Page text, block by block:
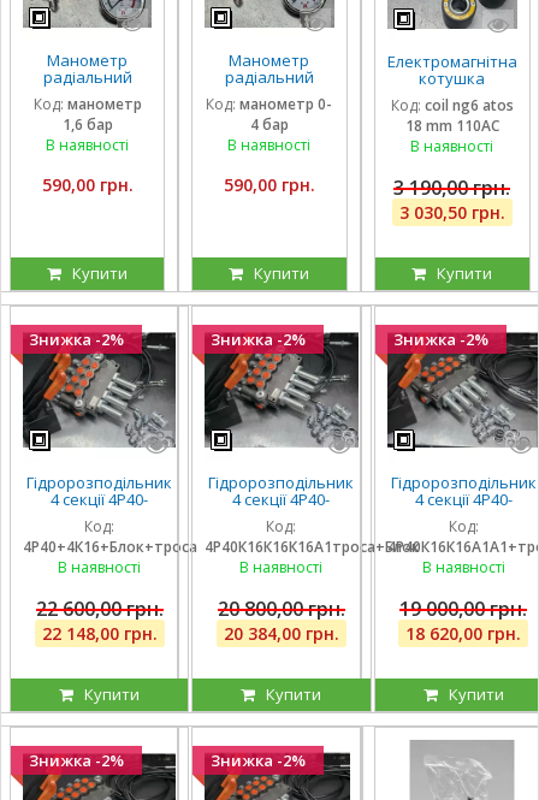
Манометр
радіальний
гліцириновий
вібростійкий 63
мм 1,6 Бар Італія
Код: манометр
1,6 бар
В наявності
590,00 грн.
Купити
Манометр
радіальний
гліцириновий
вібростійкий 63
мм 0-4 Бар Італія
Код: манометр 0-
4 бар
В наявності
590,00 грн.
Купити
Електромагнітна
котушка
соленоїд Atos
110 вольтів
внутрішній
діаметр 18 мм
Код: coil ng6 atos
18 mm 110AC
В наявності
3 190,00 грн.
3 030,50 грн.
Купити
Знижка -2%
Гідророзподільник
4 секції 4Р40-
К16К16А1А1 з
плаваючими на 3
секції, троса та
блок важелів на 4
Код:
4Р40+4К16+Блок+троса
В наявності
22 600,00 грн.
22 148,00 грн.
Купити
Знижка -2%
Гідророзподільник
4 секції 4Р40-
К16К16К16А1 з
плаваючими на 3
секції, троса та
блок важелів на 4
Код:
4Р40К16К16К16А1троса+Блок
В наявності
20 800,00 грн.
20 384,00 грн.
Купити
Знижка -2%
Гідророзподільник
4 секції 4Р40-
К16К16А1А1 з
плаваючими на 2
секції, троса та
блок важелів на 4
Код:
В наявності
19 000,00 грн.
18 620,00 грн.
Купити
Знижка -2% Знижка -2%